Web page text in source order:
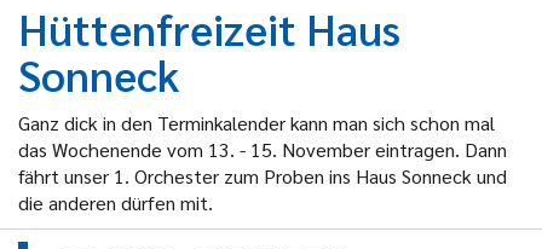
Hüttenfreizeit Haus
Sonneck
Ganz dick in den Terminkalender kann man sich schon mal
das Wochenende vom 13. - 15. November eintragen. Dann
fährt unser 1. Orchester zum Proben ins Haus Sonneck und
die anderen dürfen mit.